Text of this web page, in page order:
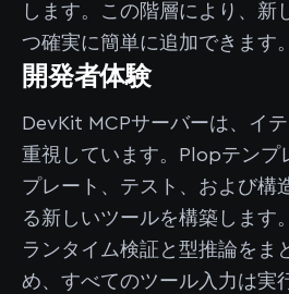
します。この階層により、新
つ確実に簡単に追加できます。
開発者体験
DevKit MCPサーバーは、イ
重視しています。Plopテンプ
プレート、テスト、および構
る新しいツールを構築します
ランタイム検証と型推論をま
め、すべてのツール入力は実